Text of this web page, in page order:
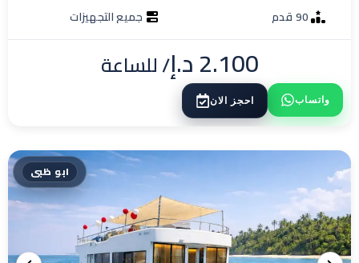
90 قدم
جميع التجهيزات
2.100د.إ/ للساعة
واتساب احجز الان
ابو ظبى